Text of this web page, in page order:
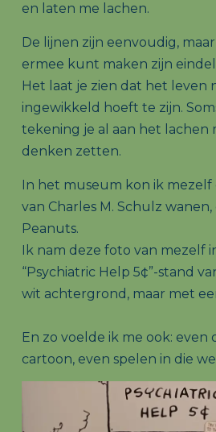
en laten me lachen.
De lijnen zijn eenvoudig,
ermee kunt maken zijn
Het laat je zien dat het leven
ingewikkeld hoeft te zijn.
tekening je al aan het lachen
denken zetten.
In het museum kon ik mezelf
van Charles M. Schulz
Peanuts.
Ik nam deze foto van mezelf
“Psychiatric Help 5¢”-stand
wit achtergrond, maar met
En zo voelde ik me ook: even
cartoon, even spelen in die